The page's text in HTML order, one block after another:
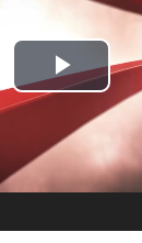
Esita
video